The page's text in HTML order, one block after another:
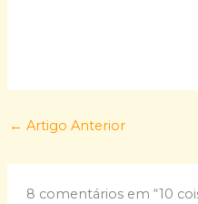
← Artigo Anterior
8 comentários em “10